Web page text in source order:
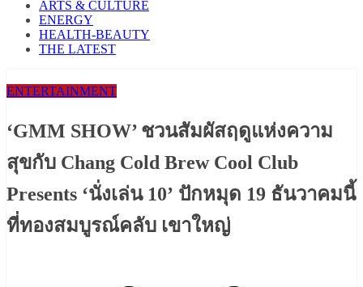
ARTS & CULTURE
ENERGY
HEALTH​-BEAUTY
THE LATEST
ENTERTAINMENT
‘GMM SHOW’ ชวนสัมผัสฤดูแห่งความ
สุขกับ Chang Cold Brew Cool Club
Presents ‘นั่งเล่น 10’ ปักหมุด 19 ธันวาคมนี้
ที่ทองสมบูรณ์คลับ เขาใหญ่